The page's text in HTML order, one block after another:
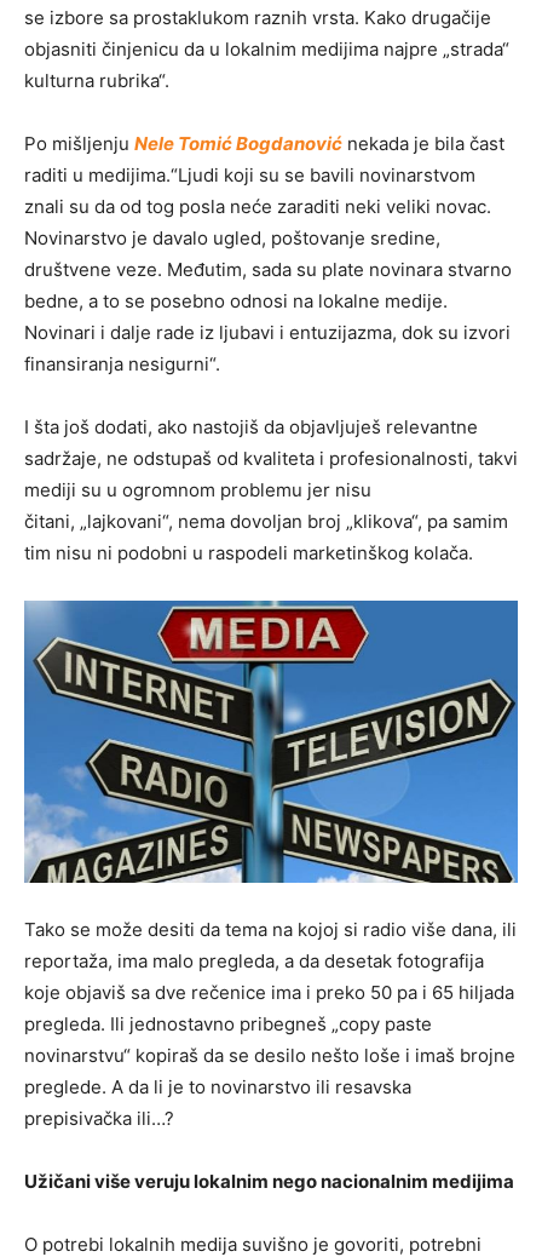
se izbore sa prostaklukom raznih vrsta. Kako drugačije
objasniti činjenicu da u lokalnim medijima najpre „strada“
kulturna rubrika“.
Po mišljenju Nele Tomić Bogdanović nekada je bila čast
raditi u medijima.“Ljudi koji su se bavili novinarstvom
znali su da od tog posla neće zaraditi neki veliki novac.
Novinarstvo je davalo ugled, poštovanje sredine,
društvene veze. Međutim, sada su plate novinara stvarno
bedne, a to se posebno odnosi na lokalne medije.
Novinari i dalje rade iz ljubavi i entuzijazma, dok su izvori
finansiranja nesigurni“.
I šta još dodati, ako nastojiš da objavljuješ relevantne
sadržaje, ne odstupaš od kvaliteta i profesionalnosti, takvi
mediji su u ogromnom problemu jer nisu
čitani, „lajkovani“, nema dovoljan broj „klikova“, pa samim
tim nisu ni podobni u raspodeli marketinškog kolača.
Tako se može desiti da tema na kojoj si radio više dana, ili
reportaža, ima malo pregleda, a da desetak fotografija
koje objaviš sa dve rečenice ima i preko 50 pa i 65 hiljada
pregleda. Ili jednostavno pribegneš „copy paste
novinarstvu“ kopiraš da se desilo nešto loše i imaš brojne
preglede. A da li je to novinarstvo ili resavska
prepisivačka ili…?
Užičani više veruju lokalnim nego nacionalnim medijima
O potrebi lokalnih medija suvišno je govoriti, potrebni